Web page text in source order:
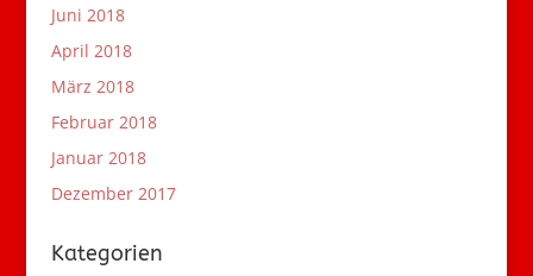
Juni 2018
April 2018
März 2018
Februar 2018
Januar 2018
Dezember 2017
Kategorien